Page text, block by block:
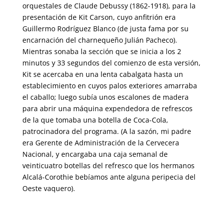
orquestales de Claude Debussy (1862-1918), para la
presentación de Kit Carson, cuyo anfitrión era
Guillermo Rodríguez Blanco (de justa fama por su
encarnación del charnequeño Julián Pacheco).
Mientras sonaba la sección que se inicia a los 2
minutos y 33 segundos del comienzo de esta versión,
Kit se acercaba en una lenta cabalgata hasta un
establecimiento en cuyos palos exteriores amarraba
el caballo; luego subía unos escalones de madera
para abrir una máquina expendedora de refrescos
de la que tomaba una botella de Coca-Cola,
patrocinadora del programa. (A la sazón, mi padre
era Gerente de Administración de la Cervecera
Nacional, y encargaba una caja semanal de
veinticuatro botellas del refresco que los hermanos
Alcalá-Corothie bebíamos ante alguna peripecia del
Oeste vaquero).